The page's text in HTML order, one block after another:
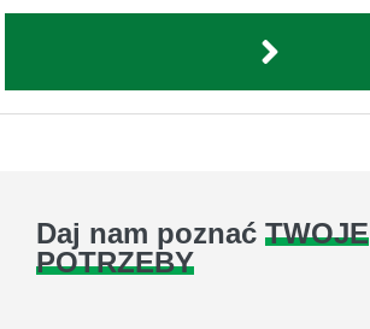
Daj nam poznać TWOJE
POTRZEBY